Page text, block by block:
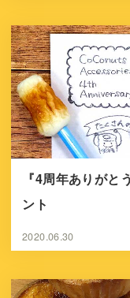
『4周年ありが
ント
2020.06.30